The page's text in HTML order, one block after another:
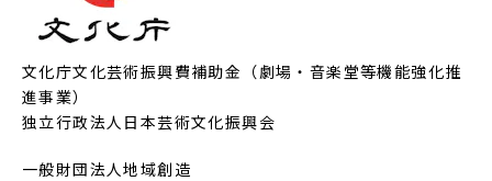
文化庁文化芸術振興費補助金（劇場・音楽堂等機能強化推
進事業）
独立行政法人日本芸術文化振興会
一般財団法人地域創造